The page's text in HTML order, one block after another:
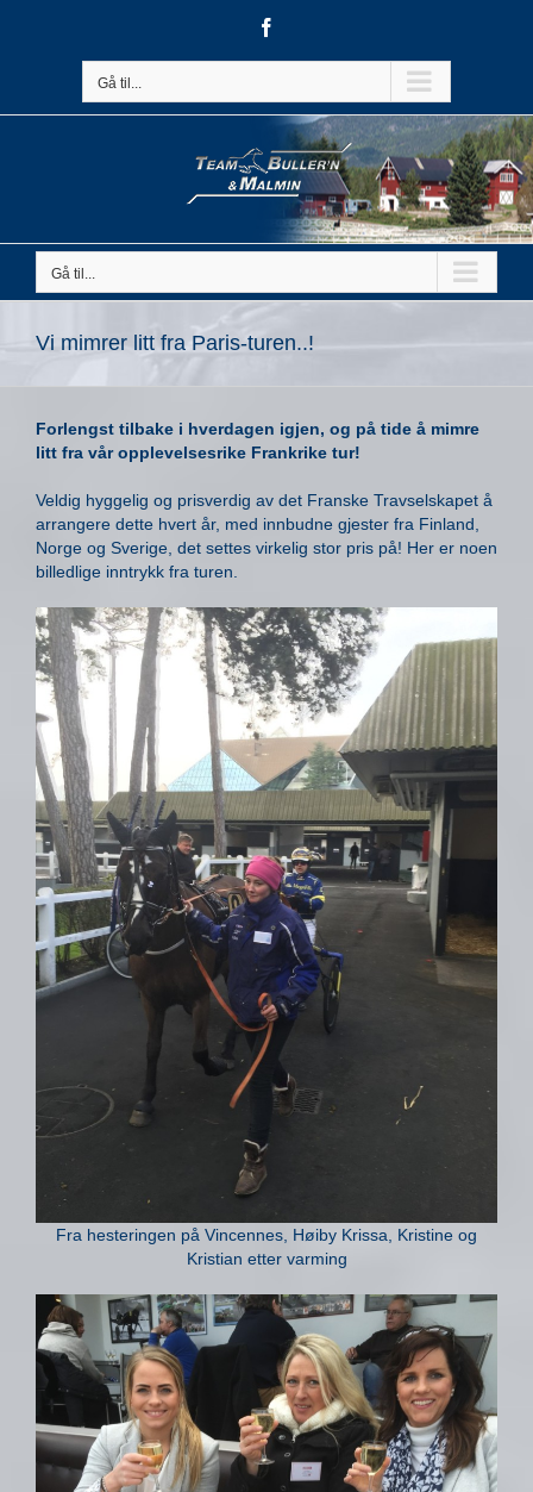
Gå til...
Gå til...
Vi mimrer litt fra Paris-turen..!
Forlengst tilbake i hverdagen igjen, og på tide å mimre
litt fra vår opplevelsesrike Frankrike tur!
Veldig hyggelig og prisverdig av det Franske Travselskapet å
arrangere dette hvert år, med innbudne gjester fra Finland,
Norge og Sverige, det settes virkelig stor pris på! Her er noen
billedlige inntrykk fra turen.
Fra hesteringen på Vincennes, Høiby Krissa, Kristine og
Kristian etter varming